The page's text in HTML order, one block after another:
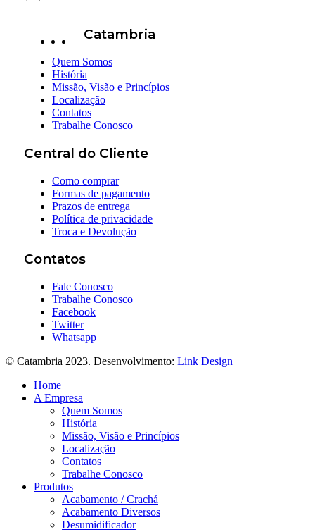
Catambria
Quem Somos
História
Missão, Visão e Princípios
Localização
Contatos
Trabalhe Conosco
Central do Cliente
Como comprar
Formas de pagamento
Prazos de entrega
Política de privacidade
Troca e Devolução
Contatos
Fale Conosco
Trabalhe Conosco
Facebook
Twitter
Whatsapp
© Catambria 2023. Desenvolvimento: Link Design
Home
A Empresa
Quem Somos
História
Missão, Visão e Princípios
Localização
Contatos
Trabalhe Conosco
Produtos
Acabamento / Crachá
Acabamento Diversos
Desumidificador